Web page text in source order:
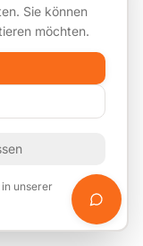
Sie können
möchten.
unserer